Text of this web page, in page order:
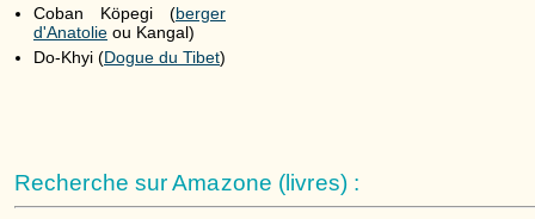
Coban Köpegi (berger
d'Anatolie ou Kangal)
Do-Khyi (Dogue du Tibet)
Recherche sur Amazone (livres) :